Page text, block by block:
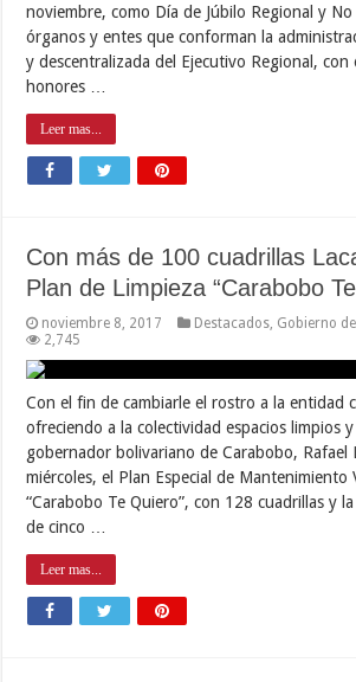
noviembre, como Día de Júbilo Regional y
órganos y entes que conforman la
y descentralizada del Ejecutivo Regional,
honores …
Leer mas...
Con más de 100 cuadrillas
Plan de Limpieza “Carabobo
noviembre 8, 2017 Destacados Gobierno
2,745
Con el fin de cambiarle el rostro a la entidad
ofreciendo a la colectividad espacios limpios
gobernador bolivariano de Carabobo, Rafael
miércoles, el Plan Especial de Mantenimiento
“Carabobo Te Quiero”, con 128 cuadrillas y
de cinco …
Leer mas...